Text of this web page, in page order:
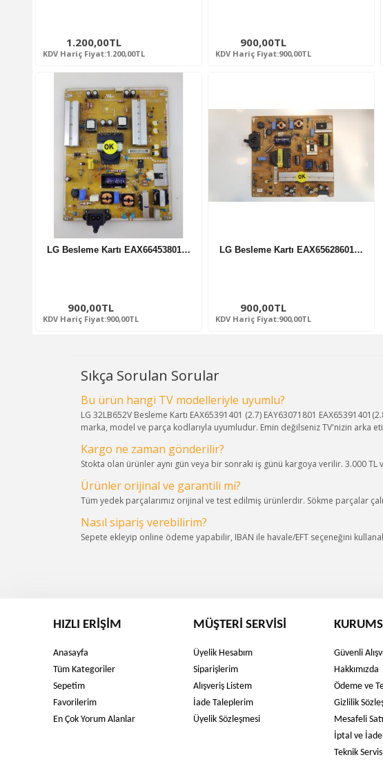
1.200,00TL
KDV Hariç Fiyat:1.200,00TL
900,00TL
KDV Hariç Fiyat:900,00TL
LG Besleme Kartı EAX66453801…
900,00TL
KDV Hariç Fiyat:900,00TL
LG Besleme Kartı EAX65628601…
900,00TL
KDV Hariç Fiyat:900,00TL
Sıkça Sorulan Sorular
Bu ürün hangi TV modelleriyle uyumlu?
LG 32LB652V Besleme Kartı EAX65391401 (2.7) EAY63071801
marka, model ve parça kodlarıyla uyumludur. Emin değilseniz TV'nizin arka
Kargo ne zaman gönderilir?
Stokta olan ürünler aynı gün veya bir sonraki iş günü kargoya verilir. 3.000
Ürünler orijinal ve garantili mi?
Tüm yedek parçalarımız orijinal ve test edilmiş ürünlerdir. Sökme parçalar
Nasıl sipariş verebilirim?
Sepete ekleyip online ödeme yapabilir, IBAN ile havale/EFT seçeneğini
HIZLI ERIŞIM
Anasayfa
Tüm Kategoriler
Sepetim
Favorilerim
En Çok Yorum Alanlar
MÜŞTERI SERVISI
Üyelik Hesabım
Siparişlerim
Alışveriş Listem
İade Taleplerim
Üyelik Sözleşmesi
Güvenli
Hakkımızda
Ödeme ve
Gizlilik
Mesafeli
İptal ve
Teknik Servis